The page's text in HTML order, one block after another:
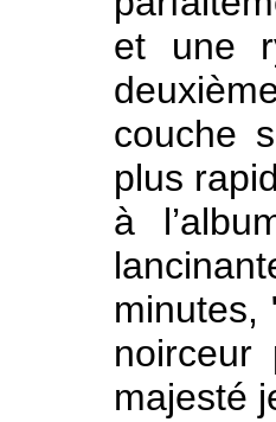
et une
couche
plus
à
minutes,